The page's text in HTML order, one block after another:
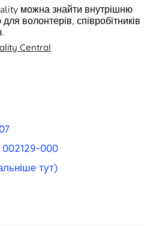
можна знайти внутрішню
волонтерів, співробітників
Central
002129-000
тут)